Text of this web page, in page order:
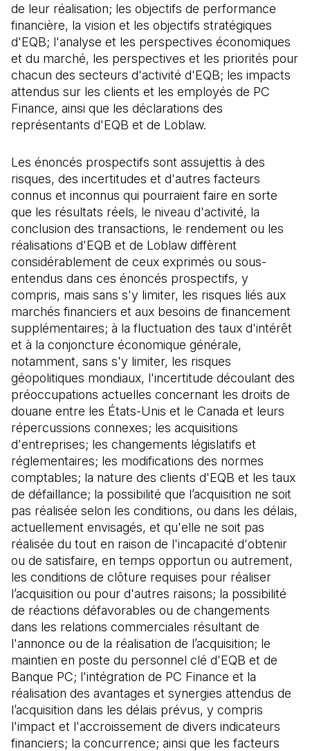
de leur réalisation; les objectifs de performance
financière, la vision et les objectifs stratégiques
d'EQB; l'analyse et les perspectives économiques
et du marché, les perspectives et les priorités pour
chacun des secteurs d'activité d'EQB; les impacts
attendus sur les clients et les employés de PC
Finance, ainsi que les déclarations des
représentants d'EQB et de Loblaw.
Les énoncés prospectifs sont assujettis à des
risques, des incertitudes et d'autres facteurs
connus et inconnus qui pourraient faire en sorte
que les résultats réels, le niveau d'activité, la
conclusion des transactions, le rendement ou les
réalisations d'EQB et de Loblaw diffèrent
considérablement de ceux exprimés ou sous-
entendus dans ces énoncés prospectifs, y
compris, mais sans s'y limiter, les risques liés aux
marchés financiers et aux besoins de financement
supplémentaires; à la fluctuation des taux d'intérêt
et à la conjoncture économique générale,
notamment, sans s'y limiter, les risques
géopolitiques mondiaux, l'incertitude découlant des
préoccupations actuelles concernant les droits de
douane entre les États-Unis et le Canada et leurs
répercussions connexes; les acquisitions
d'entreprises; les changements législatifs et
réglementaires; les modifications des normes
comptables; la nature des clients d'EQB et les taux
de défaillance; la possibilité que l’acquisition ne soit
pas réalisée selon les conditions, ou dans les délais,
actuellement envisagés, et qu'elle ne soit pas
réalisée du tout en raison de l'incapacité d'obtenir
ou de satisfaire, en temps opportun ou autrement,
les conditions de clôture requises pour réaliser
l’acquisition ou pour d'autres raisons; la possibilité
de réactions défavorables ou de changements
dans les relations commerciales résultant de
l'annonce ou de la réalisation de l’acquisition; le
maintien en poste du personnel clé d'EQB et de
Banque PC; l'intégration de PC Finance et la
réalisation des avantages et synergies attendus de
l’acquisition dans les délais prévus, y compris
l'impact et l'accroissement de divers indicateurs
financiers; la concurrence; ainsi que les facteurs